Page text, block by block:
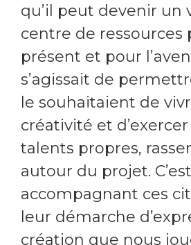
qu’il peut devenir un
centre de ressources
présent et pour
s’agissait de
le souhaitaient de
créativité et
talents propres,
autour du projet.
accompagnant ces
leur démarche
création que nous